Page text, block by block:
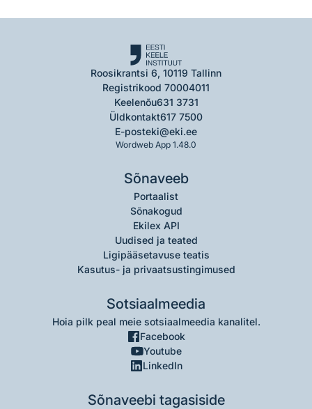
Roosikrantsi 6, 10119 Tallinn
Registrikood 70004011
Keelenõu631 3731
Üldkontakt617 7500
E-posteki@eki.ee
Wordweb App 1.48.0
Sõnaveeb
Portaalist
Sõnakogud
Ekilex API
Uudised ja teated
Ligipääsetavuse teatis
Kasutus- ja privaatsustingimused
Sotsiaalmeedia
Hoia pilk peal meie sotsiaalmeedia kanalitel.
Facebook
Youtube
LinkedIn
Sõnaveebi tagasiside